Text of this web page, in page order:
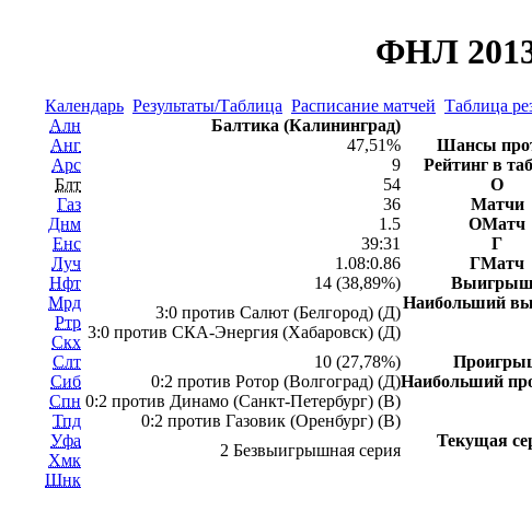
ФНЛ
Календарь Результаты/Таблица Расписание матчей Таблица
Алн
Анг
Арс
Блт
Газ
Днм
Енс
Луч
Нфт
Мрд
Ртр
Скх
Слт
Сиб
Спн
Тпд
Уфа
Хмк
Шнк
Балтика (Калининград)
47,51%
Шансы
9
Рейтинг в
54
О
36
Матчи
1.5
ОМатч
39:31
Г
1.08:0.86
ГМатч
14 (38,89%)
3:0 против Салют (Белгород) (Д)
3:0 против СКА-Энергия (Хабаровск) (Д)
Наибольший
10 (27,78%)
0:2 против Ротор (Волгоград) (Д)
0:2 против Динамо (Санкт-Петербург) (В)
0:2 против Газовик (Оренбург) (В)
Наибольший
2 Безвыигрышная серия
Текущая